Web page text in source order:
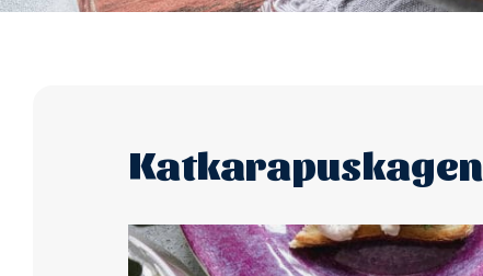
Katkarapuskagen